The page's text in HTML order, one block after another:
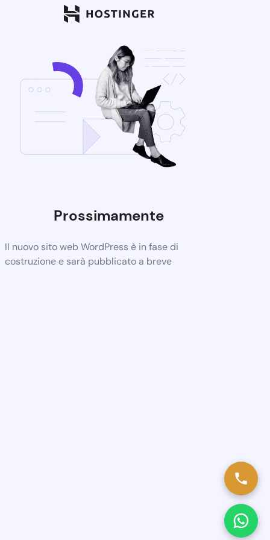
Prossimamente
Il nuovo sito web WordPress è in fase di
costruzione e sarà pubblicato a breve